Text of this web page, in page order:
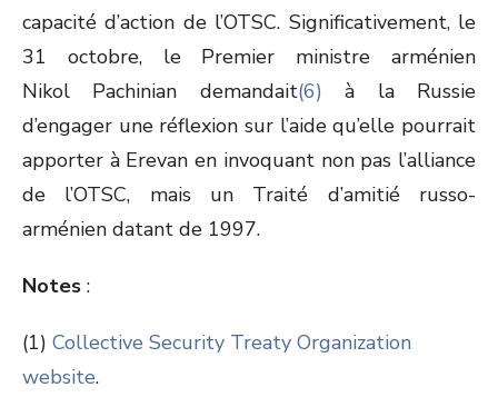
capacité d’action de l’OTSC. Significativement, le
31 octobre, le Premier ministre arménien
Nikol Pachinian demandait(6) à la Russie
d’engager une réflexion sur l’aide qu’elle pourrait
apporter à Erevan en invoquant non pas l’alliance
de l’OTSC, mais un Traité d’amitié russo-
arménien datant de 1997.
Notes :
(1) Collective Security Treaty Organization
website.